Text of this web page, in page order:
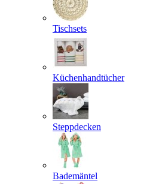
Tischsets
Küchenhandtücher
Steppdecken
Bademäntel